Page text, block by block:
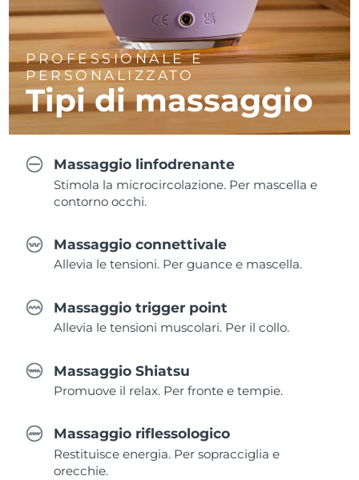
PROFESSIONALE E
PERSONALIZZATO
Tipi di massaggio
Massaggio linfodrenante
Stimola la microcircolazione. Per mascella e
contorno occhi.
Massaggio connettivale
Allevia le tensioni. Per guance e mascella.
Massaggio trigger point
Allevia le tensioni muscolari. Per il collo.
Massaggio Shiatsu
Promuove il relax. Per fronte e tempie.
Massaggio riflessologico
Restituisce energia. Per sopracciglia e
orecchie.